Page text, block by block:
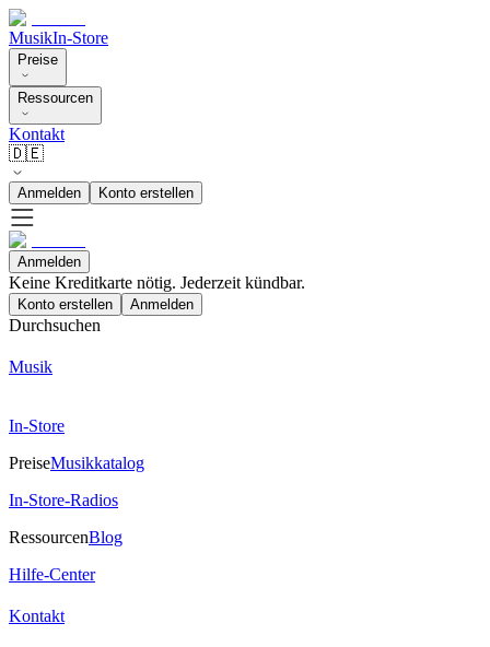
MusikIn-Store
Preise
Ressourcen
Kontakt
🇩🇪
Anmelden Konto erstellen
Anmelden
Keine Kreditkarte nötig. Jederzeit kündbar.
Konto erstellen Anmelden
Durchsuchen
Musik
In-Store
PreiseMusikkatalog
In-Store-Radios
RessourcenBlog
Hilfe-Center
Kontakt